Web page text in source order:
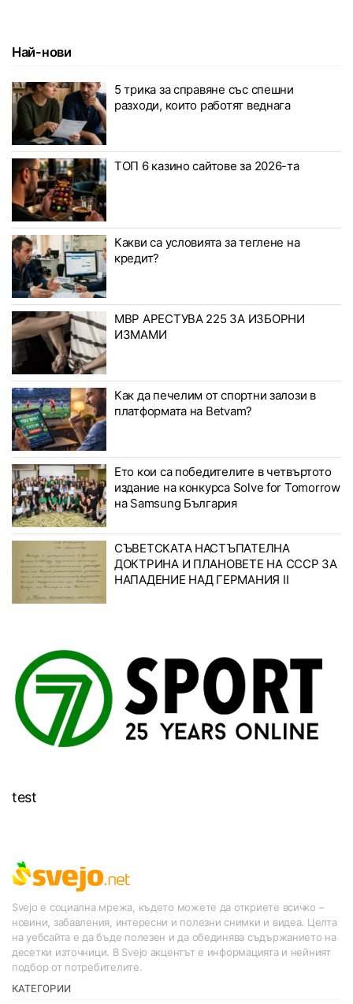
Най-нови
5 трика за справяне със спешни
разходи, които работят веднага
ТОП 6 казино сайтове за 2026-та
Какви са условията за теглене на
кредит?
МВР АРЕСТУВА 225 ЗА ИЗБОРНИ
ИЗМАМИ
Как да печелим от спортни залози в
платформата на Betvam?
Ето кои са победителите в четвъртото
издание на конкурса Solve for Tomorrow
на Samsung България
СЪВЕТСКАТА НАСТЪПАТЕЛНА
ДОКТРИНА И ПЛАНОВЕТЕ НА СССР ЗА
НАПАДЕНИЕ НАД ГЕРМАНИЯ II
test
Svejo е социална мрежа, където можете да откриете всичко –
новини, забавления, интересни и полезни снимки и видеа. Целта
на уебсайта е да бъде полезен и да обединява съдържанието на
десетки източници. В Svejo акцентът е информацията и нейният
подбор от потребителите.
КАТЕГОРИИ